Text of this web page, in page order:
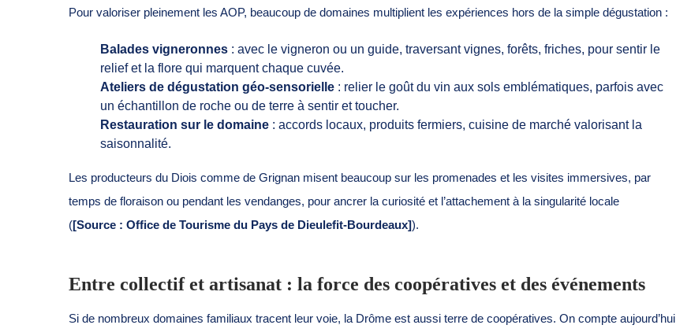
Pour valoriser pleinement les AOP, beaucoup de domaines multiplient les expériences hors de la simple dégustation :
Balades vigneronnes : avec le vigneron ou un guide, traversant vignes, forêts, friches, pour sentir le
relief et la flore qui marquent chaque cuvée.
Ateliers de dégustation géo-sensorielle : relier le goût du vin aux sols emblématiques, parfois avec
un échantillon de roche ou de terre à sentir et toucher.
Restauration sur le domaine : accords locaux, produits fermiers, cuisine de marché valorisant la
saisonnalité.
Les producteurs du Diois comme de Grignan misent beaucoup sur les promenades et les visites immersives, par
temps de floraison ou pendant les vendanges, pour ancrer la curiosité et l’attachement à la singularité locale
([Source : Office de Tourisme du Pays de Dieulefit-Bourdeaux]).
Entre collectif et artisanat : la force des coopératives et des événements
Si de nombreux domaines familiaux tracent leur voie, la Drôme est aussi terre de coopératives. On compte aujourd’hui